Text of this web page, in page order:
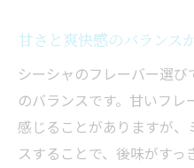
甘さと爽快感のバランス
シーシャのフレーバー選
のバランスです。甘いフレ
感じることがありますが
スすることで、後味がす